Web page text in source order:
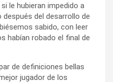
le hubieran impedido a
después del desarrollo de
sabido, con leer
habían robado el final de
de definiciones bellas
jugador de los